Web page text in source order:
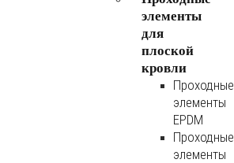
элементы
для
плоской
кровли
Проходные
элементы
EPDM
Проходные
элементы